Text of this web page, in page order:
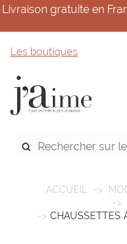
Livraison gratuite en
Les boutiques
ACCUEIL
CHAUSSETTES